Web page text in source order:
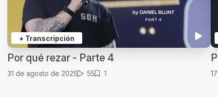
+ Transcripción
Por qué rezar - Parte 4
31 de agosto de 2025 55 1